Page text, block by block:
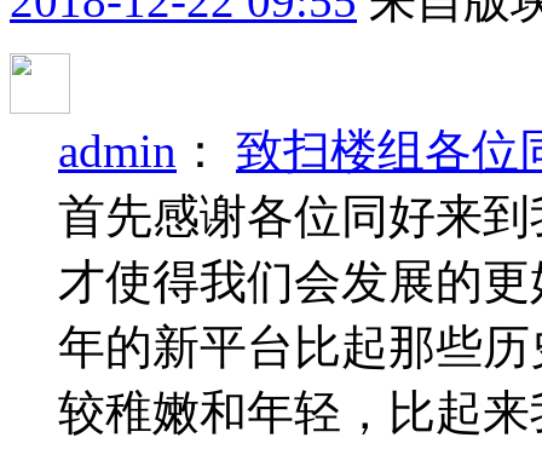
admin ： 致扫楼组各位
首先感谢各位同好来
才使得我们会发展的
年的新平台比起那些
较稚嫩和年轻，比起